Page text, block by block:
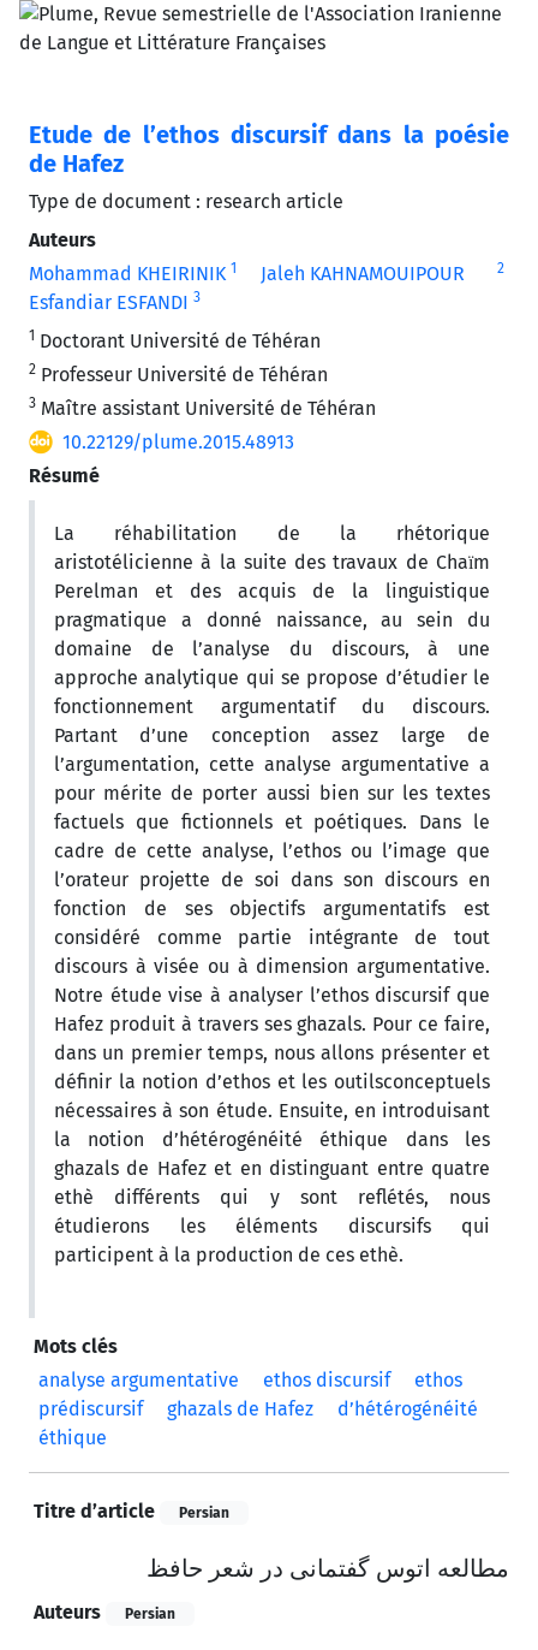
Etude de l’ethos discursif dans la poésie
de Hafez
Type de document : research article
Auteurs
Mohammad KHEIRINIK 1 Jaleh KAHNAMOUIPOUR 2
Esfandiar ESFANDI 3
1 Doctorant Université de Téhéran
2 Professeur Université de Téhéran
3 Maître assistant Université de Téhéran
10.22129/plume.2015.48913
Résumé
La réhabilitation de la rhétorique
aristotélicienne à la suite des travaux de Chaїm
Perelman et des acquis de la linguistique
pragmatique a donné naissance, au sein du
domaine de l’analyse du discours, à une
approche analytique qui se propose d’étudier le
fonctionnement argumentatif du discours.
Partant d’une conception assez large de
l’argumentation, cette analyse argumentative a
pour mérite de porter aussi bien sur les textes
factuels que fictionnels et poétiques. Dans le
cadre de cette analyse, l’ethos ou l’image que
l’orateur projette de soi dans son discours en
fonction de ses objectifs argumentatifs est
considéré comme partie intégrante de tout
discours à visée ou à dimension argumentative.
Notre étude vise à analyser l’ethos discursif que
Hafez produit à travers ses ghazals. Pour ce faire,
dans un premier temps, nous allons présenter et
définir la notion d’ethos et les outilsconceptuels
nécessaires à son étude. Ensuite, en introduisant
la notion d’hétérogénéité éthique dans les
ghazals de Hafez et en distinguant entre quatre
ethè différents qui y sont reflétés, nous
étudierons les éléments discursifs qui
participent à la production de ces ethè.
Mots clés
analyse argumentative
ethos discursif
ethos
prédiscursif
ghazals de Hafez
d’hétérogénéité
éthique
Titre d’article Persian
مطالعه اتوس گفتمانی در شعر حافظ
Auteurs Persian